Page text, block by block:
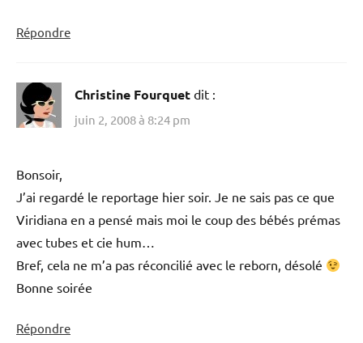
Répondre
Christine Fourquet dit :
juin 2, 2008 à 8:24 pm
Bonsoir,
J’ai regardé le reportage hier soir. Je ne sais pas ce que
Viridiana en a pensé mais moi le coup des bébés prémas
avec tubes et cie hum…
Bref, cela ne m’a pas réconcilié avec le reborn, désolé
Bonne soirée
Répondre